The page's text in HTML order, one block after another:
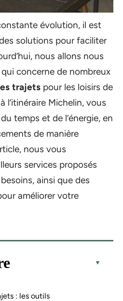
évolution, il est
solutions pour faciliter
nous allons nous
concerne de nombreux
trajets pour les loisirs de
l’itinéraire Michelin, vous
temps et de l’énergie, en
de manière
nous vous
services proposés
ainsi que des
améliorer votre
: les outils